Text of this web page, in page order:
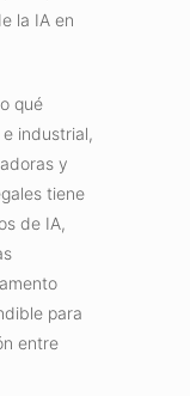
la IA en
qué
industrial,
y
tiene
de IA,
para
entre